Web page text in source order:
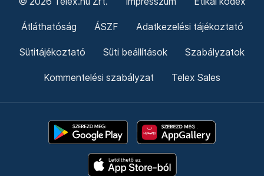
Átláthatóság ÁSZF Adatkezelési tájékoztató
Sütitájékoztató Süti beállítások Szabályzatok
Kommentelési szabályzat Telex Sales